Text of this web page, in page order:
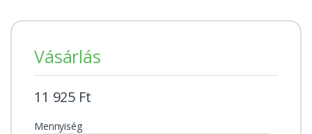
Vásárlás
11 925 Ft
Mennyiség